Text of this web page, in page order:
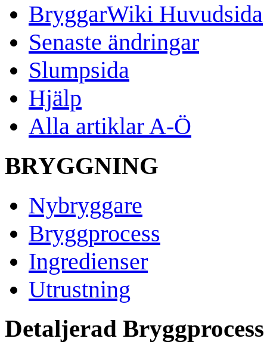
BryggarWiki Huvudsida
Senaste ändringar
Slumpsida
Hjälp
Alla artiklar A-Ö
BRYGGNING
Nybryggare
Bryggprocess
Ingredienser
Utrustning
Detaljerad Bryggprocess